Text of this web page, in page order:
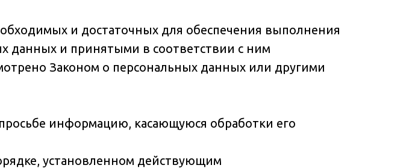
и достаточных для обеспечения выполнения
данных и принятыми в соответствии с ним
Законом о персональных данных или другими
информацию, касающуюся обработки его
установленном действующим